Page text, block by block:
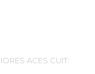
ACES CUIT: